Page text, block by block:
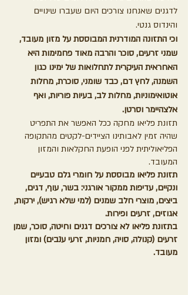
לדגנים שאנחנו צורכים היום שעברו שינויים
והינדוס גנטי.
וכי התזונה המודרנית המבוססת על מזון מעובד,
שמני זרעים, סוכר והרבה מאוד פחמימות היא
האחראית העיקרית לתחלואות של ימינו כגון
השמנה, לחץ דם, כבד שומני, סוכרת, מחלות
אוטואימוניות, מחלות לב, בעיות פוריות, ואף
אלצהיימר וסרטן.
תזונת פליאו מחקה ככל האפשר את התפריט
שהיה זמין לאבותינו הציידים-לקטים מהתקופה
הפליאוליתית לפני הופעת החקלאות והמזון
המעובד.
תזונת פליאו מבוססת על חומרי גלם טבעיים
ונקיים, עדיפות ממקור אורגני: בשר, עוף, דגים,
ביצים, מוצרי חלב שמנים (למי שלא רגיש), ירקות,
אגוזים, זרעים ופירות.
בתזונת פליאו לא צורכים דגנים וחיטה, סוכר, שמן
זרעים (קנולה, סויה, חמניות, זרעי ענבים) ומזון
מעובד.